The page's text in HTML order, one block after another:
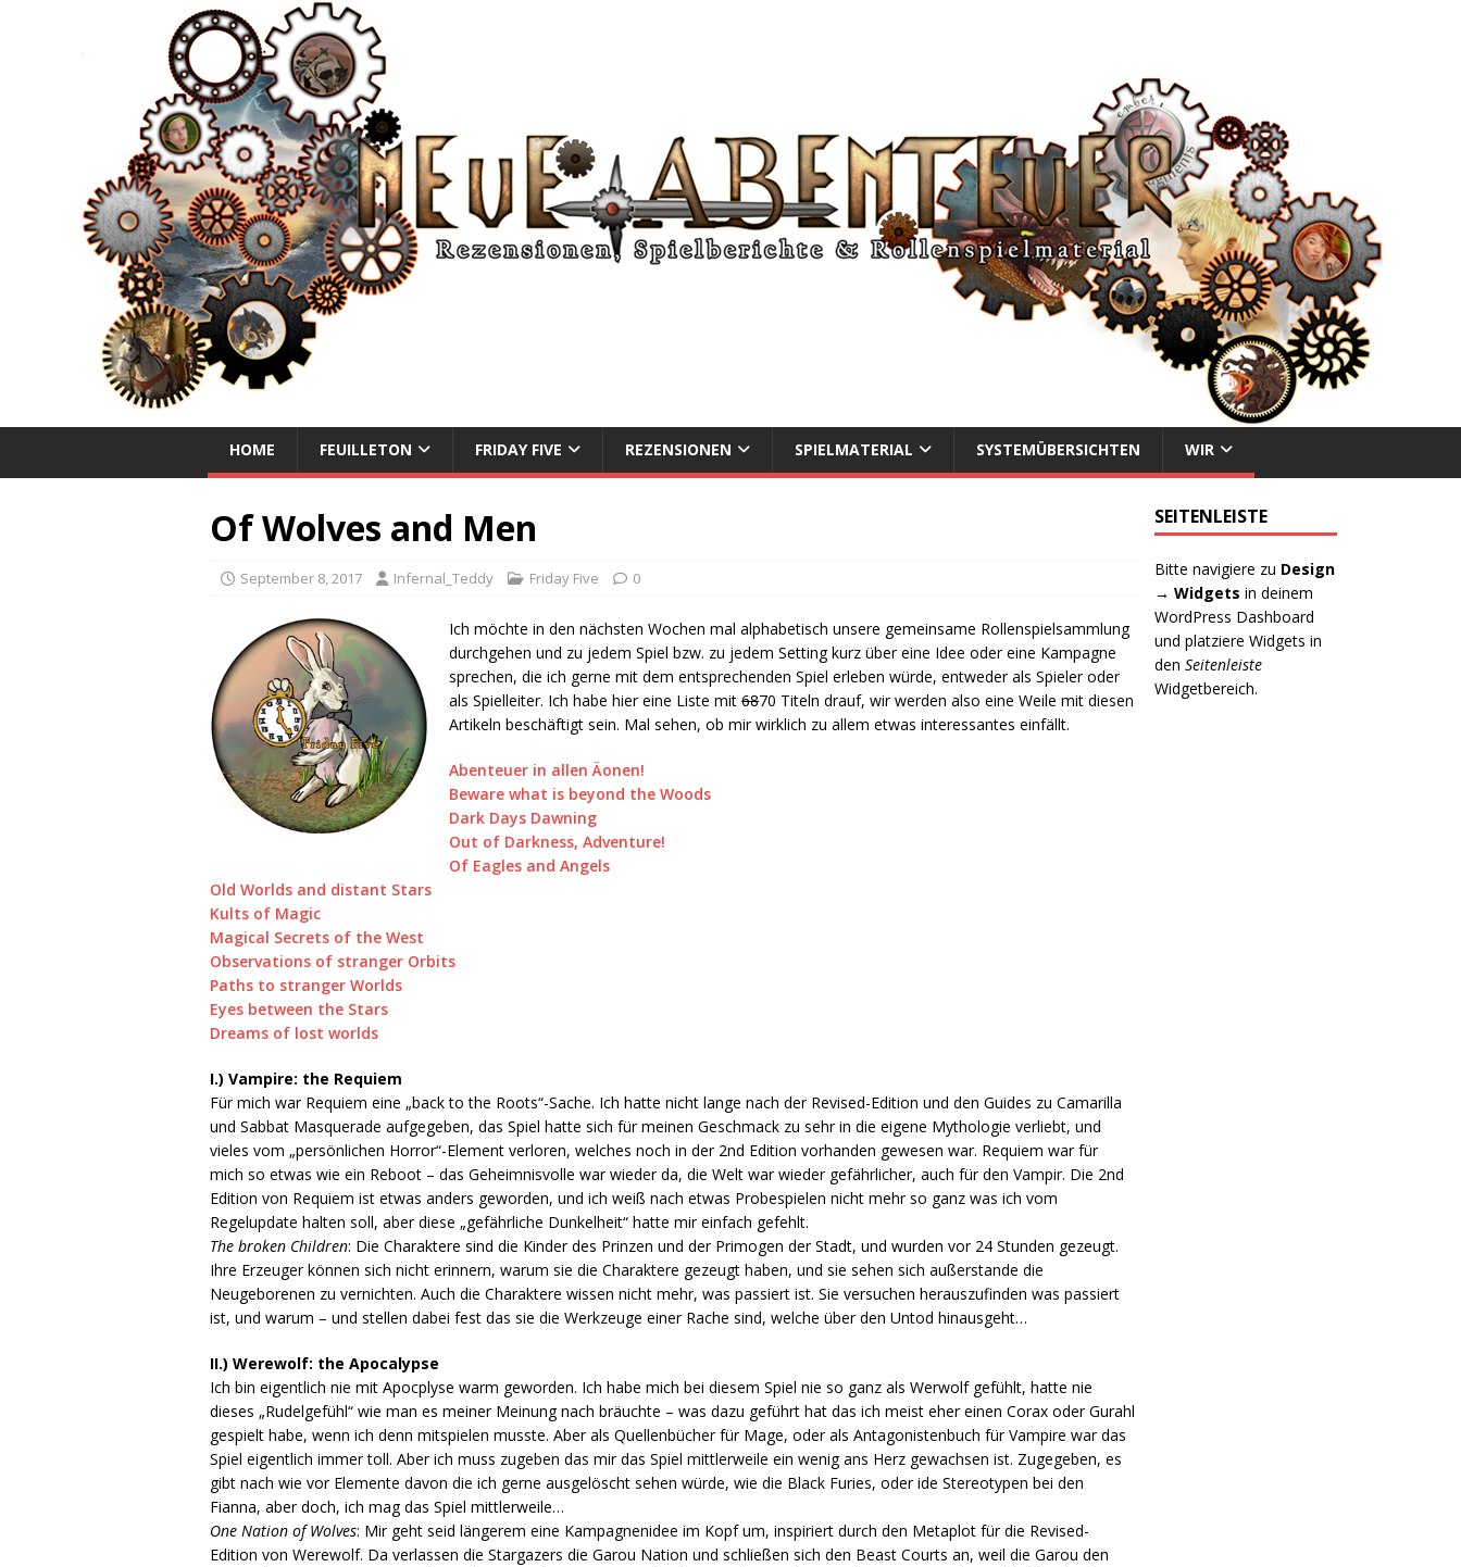
NEUE ABENTEUER
HOME FEUILLETON FRIDAY FIVE REZENSIONEN SPIELMATERIAL SYSTEMÜBERSICHTEN WIR
Of Wolves and Men
September 8, 2017 Infernal_Teddy Friday Five 0
Ich möchte in den nächsten Wochen mal alphabetisch unsere gemeinsame Rollenspielsammlung
durchgehen und zu jedem Spiel bzw. zu jedem Setting kurz über eine Idee oder eine Kampagne
sprechen, die ich gerne mit dem entsprechenden Spiel erleben würde, entweder als Spieler oder
als Spielleiter. Ich habe hier eine Liste mit6870 Titeln drauf, wir werden also eine Weile mit diesen
Artikeln beschäftigt sein. Mal sehen, ob mir wirklich zu allem etwas interessantes einfällt.
Abenteuer in allen Äonen!
Beware what is beyond the Woods
Dark Days Dawning
Out of Darkness, Adventure!
Of Eagles and Angels
Old Worlds and distant Stars
Kults of Magic
Magical Secrets of the West
Observations of stranger Orbits
Paths to stranger Worlds
Eyes between the Stars
Dreams of lost worlds
I.) Vampire: the Requiem
Für mich war Requiem eine „back to the Roots“-Sache. Ich hatte nicht lange nach der Revised-Edition und den Guides zu Camarilla
und Sabbat Masquerade aufgegeben, das Spiel hatte sich für meinen Geschmack zu sehr in die eigene Mythologie verliebt, und
vieles vom „persönlichen Horror“-Element verloren, welches noch in der 2nd Edition vorhanden gewesen war. Requiem war für
mich so etwas wie ein Reboot – das Geheimnisvolle war wieder da, die Welt war wieder gefährlicher, auch für den Vampir. Die 2nd
Edition von Requiem ist etwas anders geworden, und ich weiß nach etwas Probespielen nicht mehr so ganz was ich vom
Regelupdate halten soll, aber diese „gefährliche Dunkelheit“ hatte mir einfach gefehlt.
The broken Children: Die Charaktere sind die Kinder des Prinzen und der Primogen der Stadt, und wurden vor 24 Stunden gezeugt.
Ihre Erzeuger können sich nicht erinnern, warum sie die Charaktere gezeugt haben, und sie sehen sich außerstande die
Neugeborenen zu vernichten. Auch die Charaktere wissen nicht mehr, was passiert ist. Sie versuchen herauszufinden was passiert
ist, und warum – und stellen dabei fest das sie die Werkzeuge einer Rache sind, welche über den Untod hinausgeht…
II.) Werewolf: the Apocalypse
Ich bin eigentlich nie mit Apocplyse warm geworden. Ich habe mich bei diesem Spiel nie so ganz als Werwolf gefühlt, hatte nie
dieses „Rudelgefühl“ wie man es meiner Meinung nach bräuchte – was dazu geführt hat das ich meist eher einen Corax oder Gurahl
gespielt habe, wenn ich denn mitspielen musste. Aber als Quellenbücher für Mage, oder als Antagonistenbuch für Vampire war das
Spiel eigentlich immer toll. Aber ich muss zugeben das mir das Spiel mittlerweile ein wenig ans Herz gewachsen ist. Zugegeben, es
gibt nach wie vor Elemente davon die ich gerne ausgelöscht sehen würde, wie die Black Furies, oder ide Stereotypen bei den
Fianna, aber doch, ich mag das Spiel mittlerweile…
One Nation of Wolves: Mir geht seid längerem eine Kampagnenidee im Kopf um, inspiriert durch den Metaplot für die Revised-
Edition von Werewolf. Da verlassen die Stargazers die Garou Nation und schließen sich den Beast Courts an, weil die Garou den
SEITENLEISTE
Bitte navigiere zu Design
→ Widgets in deinem
WordPress Dashboard
und platziere Widgets in
denSeitenleiste
Widgetbereich.